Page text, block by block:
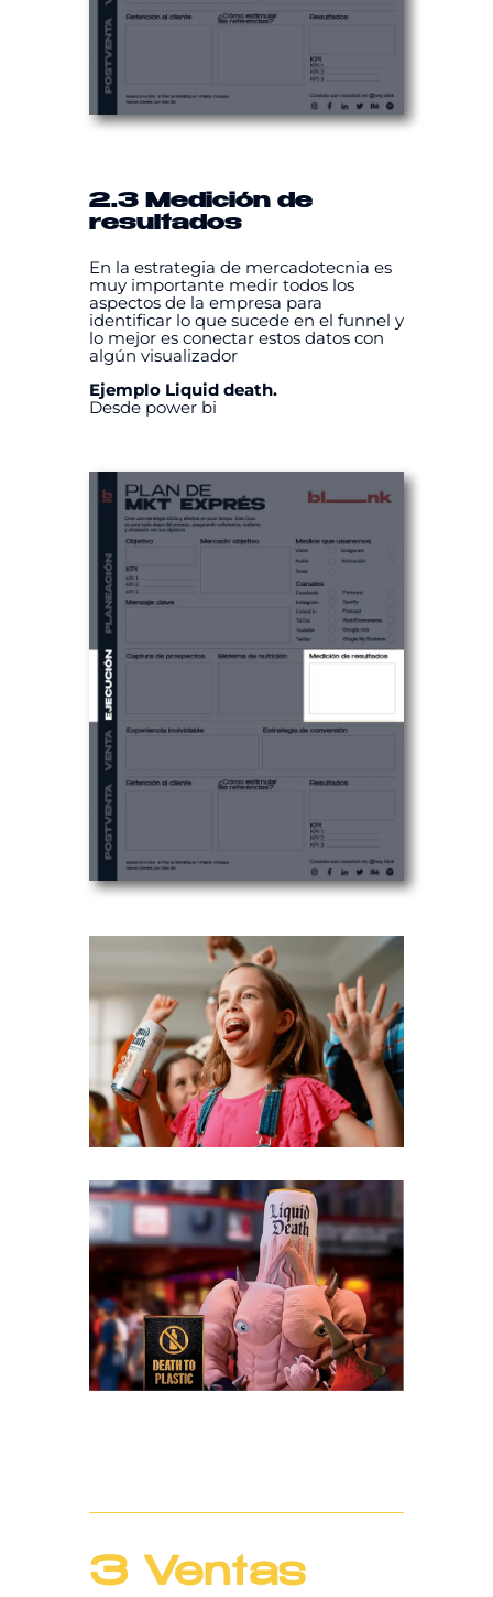
2.3 Medición de
resultados
En la estrategia de mercadotecnia es
muy importante medir todos los
aspectos de la empresa para
identificar lo que sucede en el funnel y
lo mejor es conectar estos datos con
algún visualizador
Ejemplo Liquid death.
Desde power bi
3 Ventas